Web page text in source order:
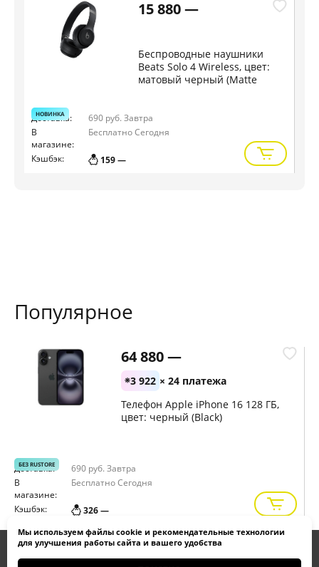
НОВИНКА
15 880 —
Беспроводные наушники
Beats Solo 4 Wireless, цвет:
матовый черный (Matte
Доставка: 690 руб. Завтра
В
магазине:
БесплатноСегодня
Кэшбэк: 159 —
Популярное
БЕЗ RUSTORE
64 880 —
3 922 × 24 платежа
Телефон Apple iPhone 16 128 ГБ,
цвет: черный (Black)
Доставка: 690 руб. Завтра
В
магазине:
БесплатноСегодня
Кэшбэк: 326 —
Мы используем файлы cookie и рекомендательные технологии
для улучшения работы сайта и вашего удобства